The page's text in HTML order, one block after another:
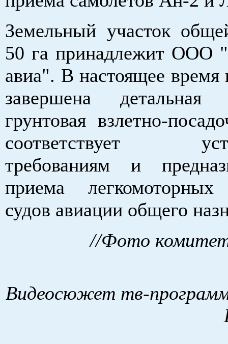
Земельный участок
50 га принадлежит ООО
авиа". В настоящее время
завершена детальная
грунтовая взлетно-
соответствует
требованиям и
приема
судов авиации общего
//Фото
Видеосюжет тв-